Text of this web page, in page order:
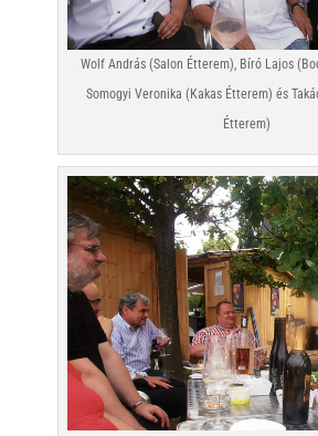
Wolf András (Salon Étterem), Bíró Lajos
Somogyi Veronika (Kakas Étterem) és
Étterem)